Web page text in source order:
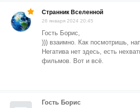
Странник Вселенной
26 января 2024 20:45
Гость Борис,
))) взаимно. Как посмотришь,
Негатива нет здесь, есть
фильмов. Вот и всë.
Гость Борис